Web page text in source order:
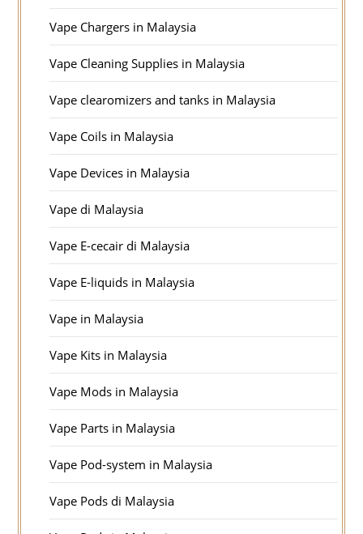
Vape Chargers in Malaysia
Vape Cleaning Supplies in Malaysia
Vape clearomizers and tanks in Malaysia
Vape Coils in Malaysia
Vape Devices in Malaysia
Vape di Malaysia
Vape E-cecair di Malaysia
Vape E-liquids in Malaysia
Vape in Malaysia
Vape Kits in Malaysia
Vape Mods in Malaysia
Vape Parts in Malaysia
Vape Pod-system in Malaysia
Vape Pods di Malaysia